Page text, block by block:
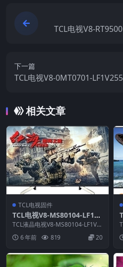
TCL电视V8-
下一篇
TCL电视V8-0MT0701-
相关文章
TCL电视固件
TCL电视V8-MS80104-LF1V0
68版本刷机固件升级包
TCL液晶电视V8-MS80104-LF1V0
68版本 ROM固件说明： 1.适...
6 年前 819 20